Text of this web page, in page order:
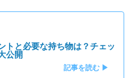
トと必要な持ち物は？チェッ
公開
記事を読む ▶